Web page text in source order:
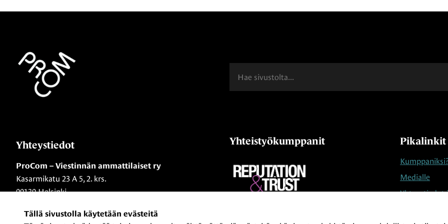
Tällä sivustolla käytetään evästeitä
Yhteystiedot
ProCom – Viestinnän ammattilaiset ry
Kasarmikatu 23 A 5, 2. krs.
00130 Helsinki
+358 44 720 3022
Yhteistyökumppanit Pikalinkit
Medialle
Yhteystiedot